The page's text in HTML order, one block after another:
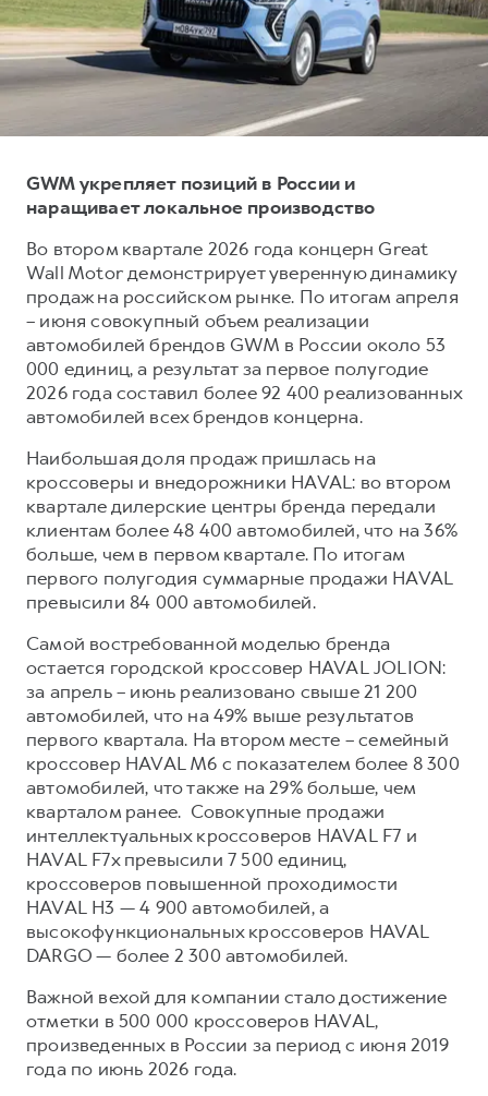
от 3 499 000 ₽
от 2 899 000 ₽ от 3 599 000 ₽
от 3 449 000 ₽
Тест-драйв
Трейд-ин
КРЕДИТ И СТРАХОВАНИЕ
Кредитный калькулятор
Страхование
Кредит
КОРПОРАТИВНЫМ КЛИЕНТАМ
Для малого бизнеса
Корпоративным клиентам
Крупным корпоративным клиентам
Система управления автопарком
Сервис для корпоративных клиентов
HAVAL Лизинг
АКСЕССУАРЫ HAVAL
Автомобильные аксессуары
Коллекция CITY
Коллекция Базовая
Коллекция Детская
СЕРВИСНОЕ ОБСЛУЖИВАНИЕ
Нулевое ТО
Программа «Помощь на дороге»
Регламенты технического обслуживания
Электронный ПТС
ПОДДЕРЖКА
GWM Безопасность
Гарантия HAVAL
Мобильное приложение GWM
Программа «HAVAL Защита+»
Руководства по эксплуатации
Подписки
АКСЕССУАРЫ HAVAL
Автомобильные аксессуары
Коллекция CITY
Коллекция Базовая
Коллекция Детская
О дилере
Наша команда
GWM укрепляет позиций в России и
наращивает локальное производство
Во втором квартале 2026 года концерн Great
Wall Motor демонстрирует уверенную динамику
продаж на российском рынке. По итогам апреля
– июня совокупный объем реализации
автомобилей брендов GWM в России около 53
000 единиц, а результат за первое полугодие
2026 года составил более 92 400 реализованных
автомобилей всех брендов концерна.
Наибольшая доля продаж пришлась на
кроссоверы и внедорожники HAVAL: во втором
квартале дилерские центры бренда передали
клиентам более 48 400 автомобилей, что на 36%
больше, чем в первом квартале. По итогам
первого полугодия суммарные продажи HAVAL
превысили 84 000 автомобилей.
Самой востребованной моделью бренда
остается городской кроссовер HAVAL JOLION:
за апрель – июнь реализовано свыше 21 200
автомобилей, что на 49% выше результатов
первого квартала. На втором месте – семейный
кроссовер HAVAL M6 с показателем более 8 300
автомобилей, что также на 29% больше, чем
кварталом ранее. Совокупные продажи
интеллектуальных кроссоверов HAVAL F7 и
HAVAL F7x превысили 7 500 единиц,
кроссоверов повышенной проходимости
HAVAL H3 — 4 900 автомобилей, а
высокофункциональных кроссоверов HAVAL
DARGO — более 2 300 автомобилей.
Важной вехой для компании стало достижение
отметки в 500 000 кроссоверов HAVAL,
произведенных в России за период с июня 2019
года по июнь 2026 года.